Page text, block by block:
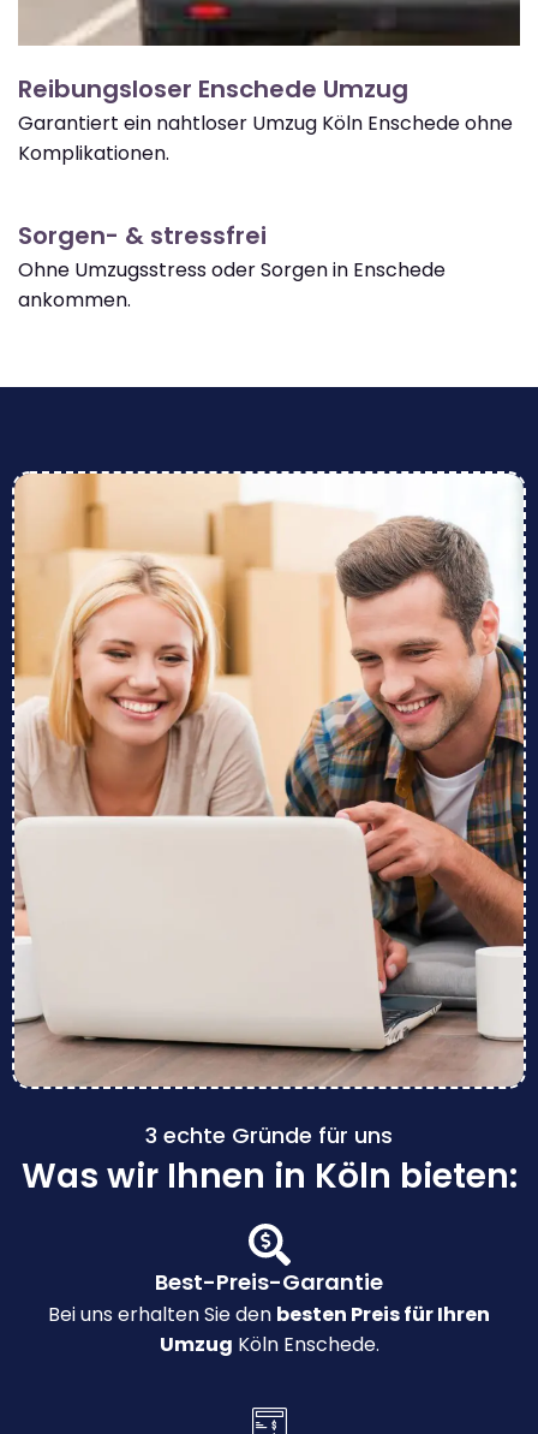
Reibungsloser Enschede Umzug
Garantiert ein nahtloser Umzug Köln Enschede ohne
Komplikationen.
Sorgen- & stressfrei
Ohne Umzugsstress oder Sorgen in Enschede
ankommen.
3 echte Gründe für uns
Was wir Ihnen in Köln bieten:
Best-Preis-Garantie
Bei uns erhalten Sie den besten Preis für Ihren
Umzug Köln Enschede.